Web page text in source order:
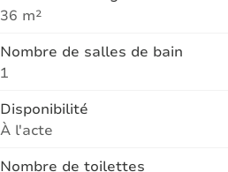
36 m²
Nombre de salles de bain
1
Disponibilité
À l'acte
Nombre de toilettes